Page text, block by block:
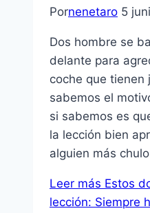
Pornenetaro 5
Dos hombre se
delante para
coche que tienen
sabemos el
si sabemos es
la lección bien
alguien más
Leer más Estos
lección: Siempre